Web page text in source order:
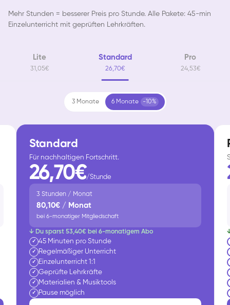
Mehr Stunden = besserer Preis pro Stunde. Alle Pakete: 45-min
Einzelunterricht mit geprüften Lehrkräften.
Lite
31,05€
Standard
26,70€
Pro
24,53€
3 Monate 6 Monate -10%
Standard
Für nachhaltigen Fortschritt.
26,70€/Stunde
3 Stunden / Monat
80,10€ / Monat
bei 6-monatiger Mitgliedschaft
↓ Du sparst 53,40€ bei 6-monatigem Abo
✓ 45 Minuten pro Stunde
✓ Regelmäßiger Unterricht
✓ Einzelunterricht 1:1
✓ Geprüfte Lehrkräfte
✓ Materialien & Musiktools
✓ Pause möglich